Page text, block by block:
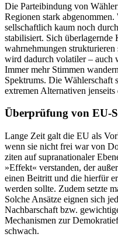
Die Parteibindung von
Regionen stark
sellschaftlich kaum noch
stabilisiert. Sich
wahrnehmungen
wird dadurch volatiler – auch
Immer mehr Stimmen
Spektrums. Die Wählerschaft
extremen Alternativen
Überprüfung von EU-
Lange Zeit galt die EU als
wenn sie nicht frei war von
ziten auf supranationaler
»Effekt« verstanden, der
einen Beitritt und die hierfür
werden sollte. Zu­dem setzte
Solche Ansätze eignen sich
Nachbarschaft bzw.
Mechanismen zur
schwach.